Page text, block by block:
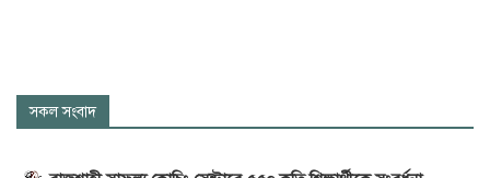
সকল সংবাদ